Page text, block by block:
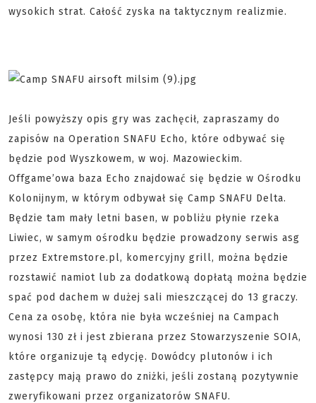
wysokich strat. Całość zyska na taktycznym realizmie.
Jeśli powyższy opis gry was zachęcił, zapraszamy do
zapisów na Operation SNAFU Echo, które odbywać się
będzie pod Wyszkowem, w woj. Mazowieckim.
Offgame’owa baza Echo znajdować się będzie w Ośrodku
Kolonijnym, w którym odbywał się Camp SNAFU Delta.
Będzie tam mały letni basen, w pobliżu płynie rzeka
Liwiec, w samym ośrodku będzie prowadzony serwis asg
przez Extremstore.pl, komercyjny grill, można będzie
rozstawić namiot lub za dodatkową dopłatą można będzie
spać pod dachem w dużej sali mieszczącej do 13 graczy.
Cena za osobę, która nie była wcześniej na Campach
wynosi 130 zł i jest zbierana przez Stowarzyszenie SOIA,
które organizuje tą edycję. Dowódcy plutonów i ich
zastępcy mają prawo do zniżki, jeśli zostaną pozytywnie
zweryfikowani przez organizatorów SNAFU.